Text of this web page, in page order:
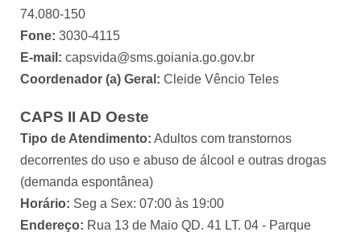
74.080-150
Fone: 3030-4115
E-mail: capsvida@sms.goiania.go.gov.br
Coordenador (a) Geral: Cleide Vêncio Teles
CAPS II AD Oeste
Tipo de Atendimento: Adultos com transtornos
decorrentes do uso e abuso de álcool e outras drogas
(demanda espontânea)
Horário: Seg a Sex: 07:00 às 19:00
Endereço: Rua 13 de Maio QD. 41 LT. 04 - Parque